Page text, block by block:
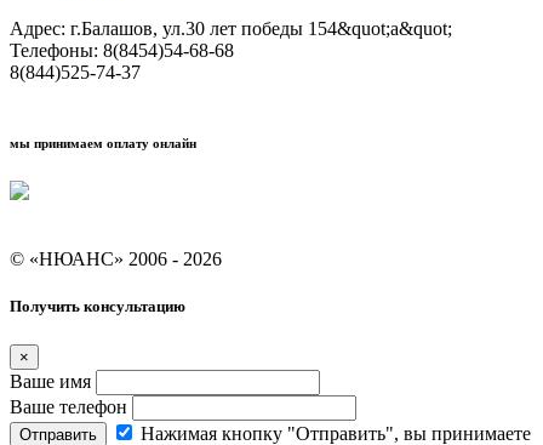
Адрес: г.Балашов, ул.30 лет победы 154&quot;а&quot;
Телефоны: 8(8454)54-68-68
8(844)525-74-37
мы принимаем оплату онлайн
© «НЮАНС» 2006 - 2026
Получить консультацию
×
Ваше имя
Ваше телефон
Отправить
Нажимая кнопку "Отправить", вы принимаете